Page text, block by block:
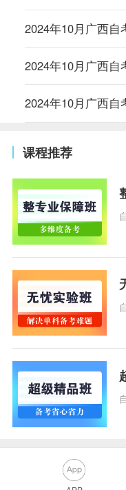
2024年10月广西自
2024年10月广西自
2024年10月广西自
课程推荐